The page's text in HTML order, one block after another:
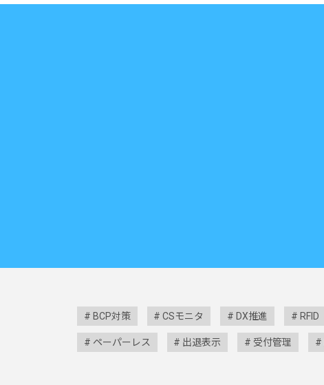
BCP対策 CSモニタ DX推進 RFID
ペーパーレス 出退表示 受付管理